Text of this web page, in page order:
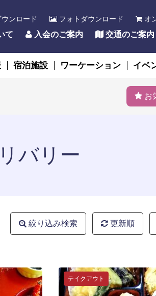
ンロード フォトダウンロード オ
て 入会のご案内 交通のご案内
宿泊施設 ワーケーション イベ
お
バリー
絞り込み検索 更新順
テイクアウト